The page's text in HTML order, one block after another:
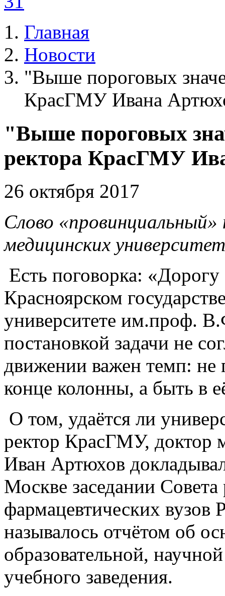
Главная
Новости
"Выше пороговых
КрасГМУ Ивана
"Выше пороговых
ректора КрасГМУ
26 октября 2017
Слово
медицинских
Есть поговорка:
Красноярском
университете им.проф.
постановкой задачи не
движении важен темп: не
конце колонны, а быть в
О том, удаётся ли
ректор КрасГМУ, доктор
Иван Артюхов
Москве заседании
фармацевтических вузов
называлось отчётом об
образовательной,
учебного заведения.